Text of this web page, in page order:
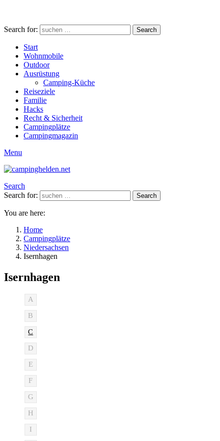
Search for: Search
Start
Wohnmobile
Outdoor
Ausrüstung
Camping-Küche
Reiseziele
Familie
Hacks
Recht & Sicherheit
Campingplätze
Campingmagazin
Menu
Search
Search for:
Search
You are here:
Home
Campingplätze
Niedersachsen
Isernhagen
Isernhagen
A
B
C
D
E
F
G
H
I